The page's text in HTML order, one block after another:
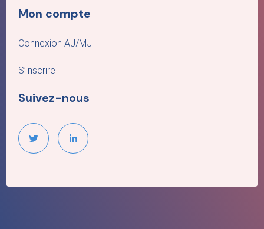
Mon compte
Connexion AJ/MJ
S’inscrire
Suivez-nous